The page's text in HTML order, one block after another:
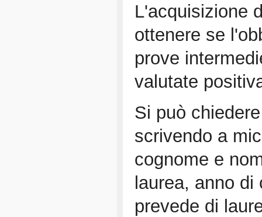
L'acquisizione
ottenere se
prove
valutate
Si può
scrivendo a
cognome e
laurea, anno
prevede di